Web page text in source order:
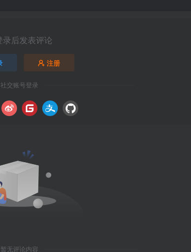
录后发表评论
注册
社交账号登录
暂无评论内容